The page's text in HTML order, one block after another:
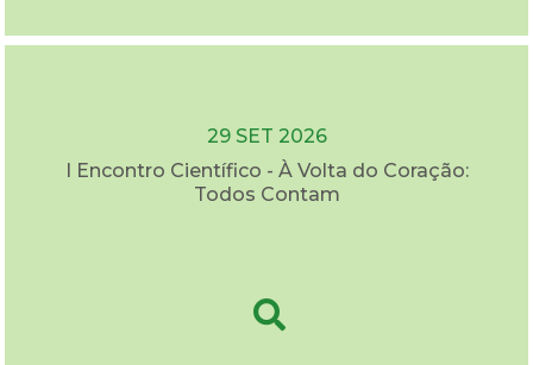
29 SET 2026
I Encontro Científico - À Volta do Coração:
Todos Contam